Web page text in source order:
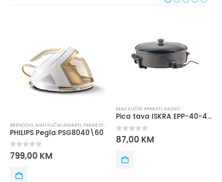
BRENDOVI, MALI KUĆNI APARATI, PARNE STANICE ,PEGLE, PHILIPS
PHILIPS Pegla PSG8040\60
0out of 5
799,00 KM
MALI KUĆNI APARATI, RAZNO
Pica tava ISKRA EPP-40-42-9
0 out of 5
87,00 KM